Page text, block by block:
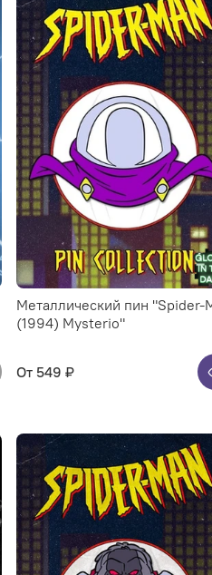
Металлический пин "Spider-
(1994) Mysterio"
От 549 ₽